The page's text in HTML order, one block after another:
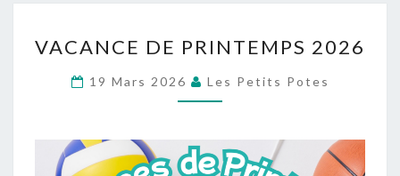
DE
PRINTEMPS
2026
VACANCE DE PRINTEMPS 2026
19 Mars 2026 Les Petits Potes